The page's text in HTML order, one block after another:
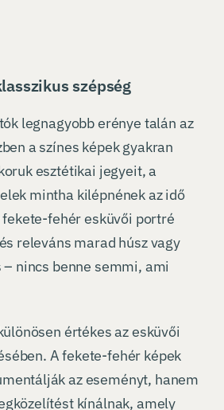
szépség
legnagyobb erénye talán az
a színes képek gyakran
esztétikai jegyeit, a
mintha kilépnének az idő
fehér esküvői portré
releváns marad húsz vagy
nincs benne semmi, ami
értékes az esküvői
A fekete-fehér képek
az eseményt, hanem
kínálnak, amely